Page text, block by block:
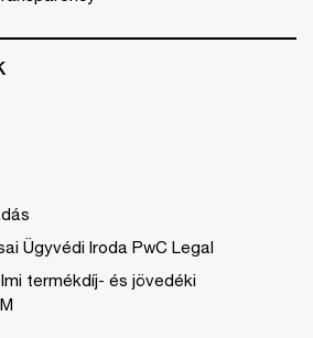
Ügyvédi Iroda PwC Legal
termékdíj- és jövedéki